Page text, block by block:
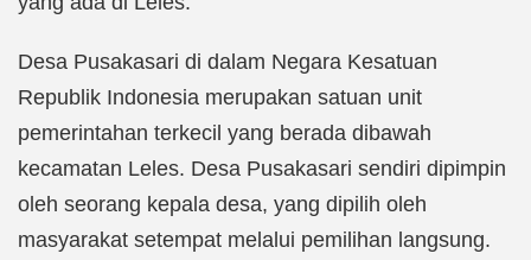
Desa Pusakasari di dalam Negara Kesatuan
Republik Indonesia merupakan satuan unit
pemerintahan terkecil yang berada dibawah
kecamatan Leles. Desa Pusakasari sendiri dipimpin
oleh seorang kepala desa, yang dipilih oleh
masyarakat setempat melalui pemilihan langsung.